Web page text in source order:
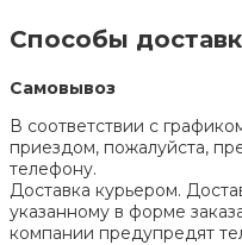
Способы
Самовывоз
В соответствии с
приездом, пожалуйста,
телефону.
Доставка курьером.
указанному в форме
компании предупредят